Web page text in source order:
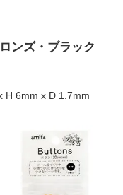
ンズ・ブラック
H 6mm x D 1.7mm